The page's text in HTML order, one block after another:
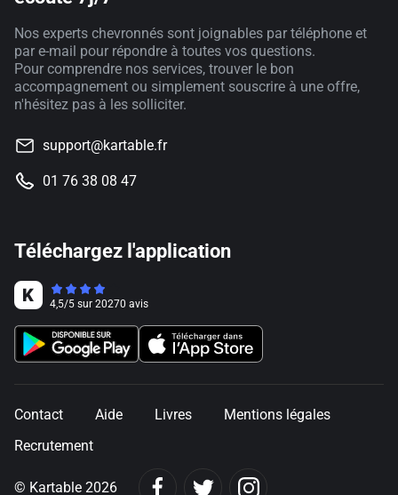
Nos experts chevronnés sont joignables par téléphone et
par e-mail pour répondre à toutes vos questions.
Pour comprendre nos services, trouver le bon
accompagnement ou simplement souscrire à une offre,
n'hésitez pas à les solliciter.
support@kartable.fr
01 76 38 08 47
Téléchargez l'application
4,5/5 sur 20270 avis
Contact Aide Livres
Mentions légales
Recrutement
© Kartable 2026